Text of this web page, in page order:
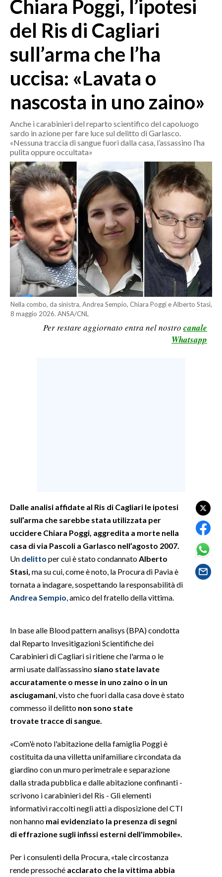
MEDIO CAMPIDANO
SASSARI E PROVINCIA
GALLURA
NUORO E PROVINCIA
OGLIASTRA
ITALIA
MONDO
POLITICA
ECONOMIA
SERVIZI ALLE IMPRESE
LAVORO
BANDI
SPORT IN SARDEGNA
SPORT
RISULTATI E CLASSIFICHE
SARDEGNA TURISMO
SARDI NEL MONDO
NOTIZIE
3 MINUTI CON
ANNUNCI
STORE
Chiara Poggi, l’ipotesi
del Ris di Cagliari
sull’arma che l’ha
uccisa: «Lavata o
nascosta in uno zaino»
Anche i carabinieri del reparto scientifico del capoluogo
sardo in azione per fare luce sul delitto di Garlasco.
«Nessuna traccia di sangue fuori dalla casa, l’assassino l’ha
pulita oppure occultata»
Nella combo, da sinistra, Andrea Sempio, Chiara Poggi e Alberto Stasi,
8 maggio 2026. ANSA/CNL
Per restare aggiornato entra nel nostro canale
Whatsapp
Dalle analisi affidate al Ris di Cagliari le ipotesi
sull’arma che sarebbe stata utilizzata per
uccidere Chiara Poggi, aggredita a morte nella
casa di via Pascoli a Garlasco nell’agosto 2007.
Un delitto per cui è stato condannato Alberto
Stasi, ma su cui, come è noto, la Procura di Pavia è
tornata a indagare, sospettando la responsabilità di
Andrea Sempio , amico del fratello della vittima.
In base alle Blood pattern analisys (BPA) condotta
dal Reparto Invesitigazioni Scientifiche dei
Carabinieri di Cagliari si ritiene che l'arma o le
armi usate dall’assassino siano state lavate
accuratamente o messe in uno zaino o in un
asciugamani , visto che fuori dalla casa dove è stato
commesso il delitto non sono state
trovate tracce di sangue.
«Com'è noto l'abitazione della famiglia Poggi è
costituita da una villetta unifamiliare circondata da
giardino con un muro perimetrale e separazione
dalla strada pubblica e dalle abitazione confinanti -
scrivono i carabinieri del Ris - Gli elementi
informativi raccolti negli atti a disposizione del CTI
non hanno mai evidenziato la presenza di segni
di effrazione sugli infissi esterni dell'immobile».
Per i consulenti della Procura, «tale circostanza
rende pressoché acclarato che la vittima abbia